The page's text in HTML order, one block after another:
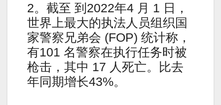
2。截至 到2022年4 月 1 日，
世界上最大的执法人员组织国
家警察兄弟会 (FOP) 统计称，
有101 名警察在执行任务时被
枪击，其中 17 人死亡。比去
年同期增长43%。